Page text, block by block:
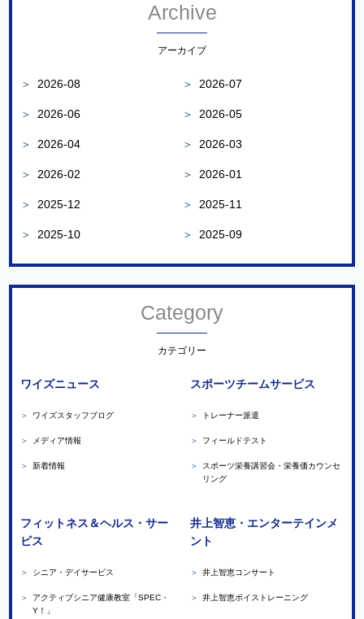
Archive
アーカイブ
＞ 2026-08 ＞ 2026-07
＞ 2026-06 ＞ 2026-05
＞ 2026-04 ＞ 2026-03
＞ 2026-02 ＞ 2026-01
＞ 2025-12 ＞ 2025-11
＞ 2025-10 ＞ 2025-09
Category
カテゴリー
ワイズニュース
＞ ワイズスタッフブログ
＞ メディア情報
＞ 新着情報
スポーツチームサービス
＞ トレーナー派遣
＞ フィールドテスト
＞
スポーツ栄養講習会・栄養価カウンセ
リング
フィットネス＆ヘルス・サー
ビス
＞ シニア・デイサービス
＞
アクティブシニア健康教室「SPEC・
Y！」
井上智恵・エンターテインメ
ント
＞ 井上智恵コンサート
＞ 井上智恵ボイストレーニング